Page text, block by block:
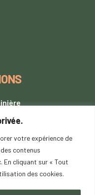
votre expérience de
contenus
cliquant sur « Tout
des cookies.